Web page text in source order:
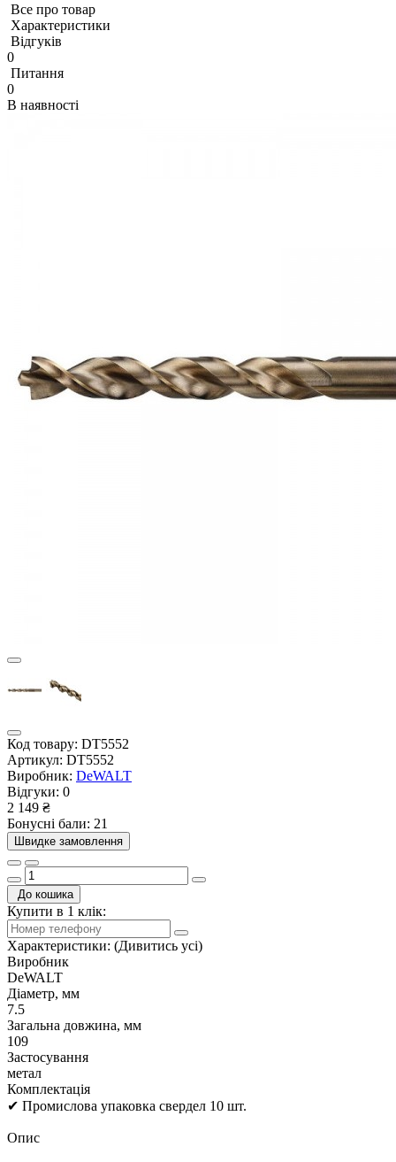
Все про товар
Характеристики
Відгуків
0
Питання
0
В наявності
Код товару: DT5552
Артикул: DT5552
Виробник: DeWALT
Відгуки: 0
2 149 ₴
Бонусні бали: 21
Швидке замовлення
До кошика
Купити в 1 клік:
Характеристики: (Дивитись усі)
Виробник
DeWALT
Діаметр, мм
7.5
Загальна довжина, мм
109
Застосування
метал
Комплектація
✔ Промислова упаковка свердел 10 шт.
Опис